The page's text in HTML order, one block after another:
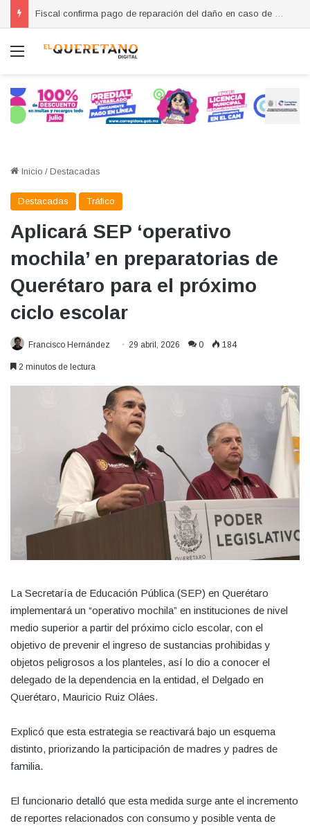
Fiscal confirma pago de reparación del daño en caso de “La Mufasa”; monto permanecerá reservado
Menú
Inicio / Destacadas
Destacadas Tráfico
Aplicará SEP ‘operativo
mochila’ en preparatorias de
Querétaro para el próximo
ciclo escolar
Francisco Hernández 29 abril, 2026 0 184
2 minutos de lectura
La Secretaría de Educación Pública (SEP) en Querétaro
implementará un “operativo mochila” en instituciones de nivel
medio superior a partir del próximo ciclo escolar, con el
objetivo de prevenir el ingreso de sustancias prohibidas y
objetos peligrosos a los planteles, así lo dio a conocer el
delegado de la dependencia en la entidad, el Delgado en
Querétaro, Mauricio Ruiz Oláes.
Explicó que esta estrategia se reactivará bajo un esquema
distinto, priorizando la participación de madres y padres de
familia.
El funcionario detalló que esta medida surge ante el incremento
de reportes relacionados con consumo y posible venta de